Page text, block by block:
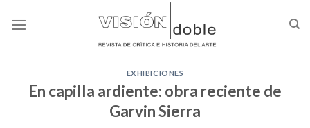
EXHIBICIONES
En capilla ardiente: obra reciente de
Garvin Sierra